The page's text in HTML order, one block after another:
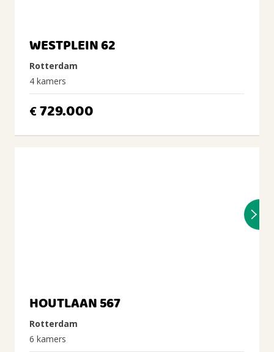
WESTPLEIN 62
Rotterdam
4 kamers
€729.000
HOUTLAAN 567
Rotterdam
6 kamers